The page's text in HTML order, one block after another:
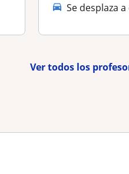
Se desplaza
Ver todos los